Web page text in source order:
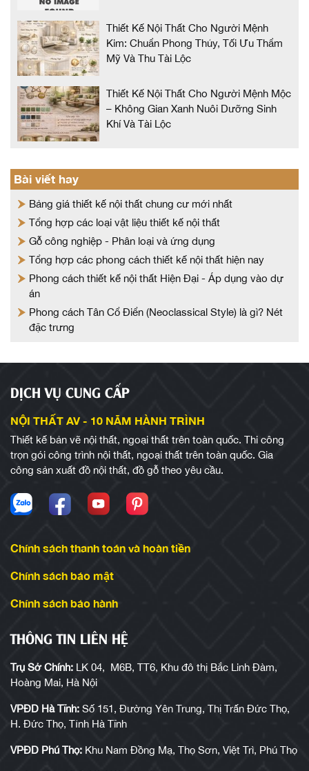
Thiết Kế Nội Thất Cho Người Mệnh
Kim: Chuẩn Phong Thủy, Tối Ưu Thẩm
Mỹ Và Thu Tài Lộc
Thiết Kế Nội Thất Cho Người Mệnh Mộc
– Không Gian Xanh Nuôi Dưỡng Sinh
Khí Và Tài Lộc
Bài viết hay
Bảng giá thiết kế nội thất chung cư mới nhất
Tổng hợp các loại vật liệu thiết kế nội thất
Gỗ công nghiệp - Phân loại và ứng dụng
Tổng hợp các phong cách thiết kế nội thất hiện nay
Phong cách thiết kế nội thất Hiện Đại - Áp dụng vào dự
án
Phong cách Tân Cổ Điển (Neoclassical Style) là gì? Nét
đặc trưng
DỊCH VỤ CUNG CẤP
NỘI THẤT AV - 10 NĂM HÀNH TRÌNH
Thiết kế bản vẽ nội thất, ngoại thất trên toàn quốc. Thi công
trọn gói công trình nội thất, ngoại thất trên toàn quốc. Gia
công sản xuất đồ nội thất, đồ gỗ theo yêu cầu.
Chính sách thanh toán và hoàn tiền
Chính sách bảo mật
Chính sách bảo hành
THÔNG TIN LIÊN HỆ
Trụ Sở Chính: LK 04, M6B, TT6, Khu đô thị Bắc Linh Đàm,
Hoàng Mai, Hà Nội
VPĐD Hà Tĩnh: Số 151, Đường Yên Trung, Thị Trấn Đức Thọ,
H. Đức Thọ, Tỉnh Hà Tĩnh
VPĐD Phú Thọ: Khu Nam Đồng Mạ, Thọ Sơn, Việt Trì, Phú Thọ